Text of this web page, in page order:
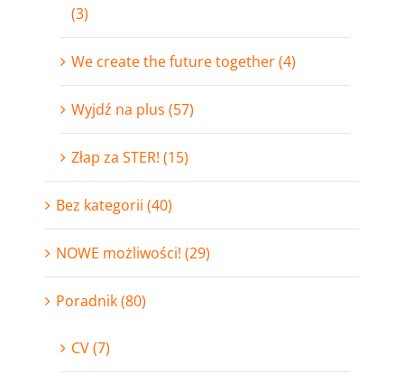
(3)
We create the future together (4)
Wyjdź na plus (57)
Złap za STER! (15)
Bez kategorii (40)
NOWE możliwości! (29)
Poradnik (80)
CV (7)